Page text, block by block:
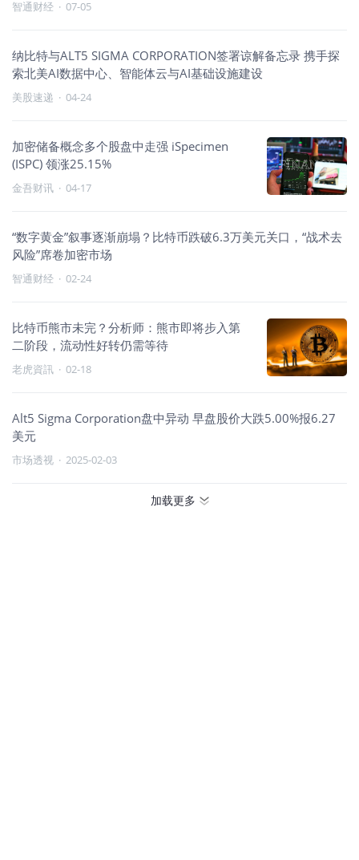
智通财经 · 07-05
纳比特与ALT5 SIGMA CORPORATION签署谅解备忘录 携手探
索北美AI数据中心、智能体云与AI基础设施建设
美股速递 · 04-24
加密储备概念多个股盘中走强 iSpecimen
(ISPC) 领涨25.15%
金吾财讯 · 04-17
“数字黄金”叙事逐渐崩塌？比特币跌破6.3万美元关口，“战术去
风险”席卷加密市场
智通财经 · 02-24
比特币熊市未完？分析师：熊市即将步入第
二阶段，流动性好转仍需等待
老虎資訊 · 02-18
Alt5 Sigma Corporation盘中异动 早盘股价大跌5.00%报6.27
美元
市场透视 · 2025-02-03
加载更多